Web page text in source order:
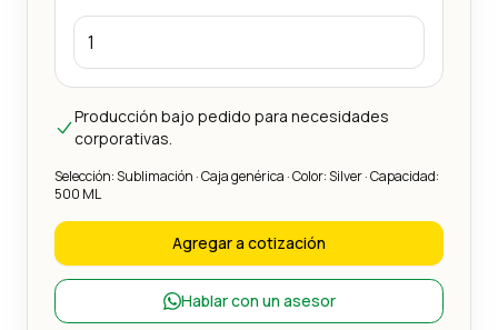
Producción bajo pedido para necesidades
corporativas.
Selección: Sublimación · Caja genérica · Color: Silver · Capacidad:
500 ML
Agregar a cotización
Hablar con un asesor